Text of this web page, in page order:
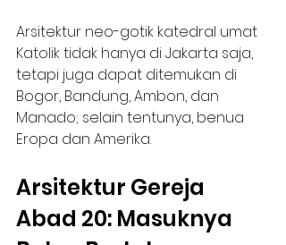
Arsitektur neo-gotik katedral umat
Katolik tidak hanya di Jakarta saja,
tetapi juga dapat ditemukan di
Bogor, Bandung, Ambon, dan
Manado; selain tentunya, benua
Eropa dan Amerika.
Arsitektur Gereja
Abad 20: Masuknya